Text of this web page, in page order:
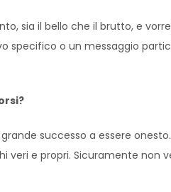
sia il bello che il brutto, e
specifico o un messaggio
successo a essere
e propri. Sicuramente non